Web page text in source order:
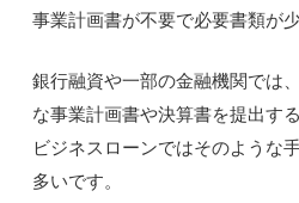
事業計画書が不要で必要書類が
銀行融資や一部の金融機関では
な事業計画書や決算書を提出す
ビジネスローンではそのような
多いです。